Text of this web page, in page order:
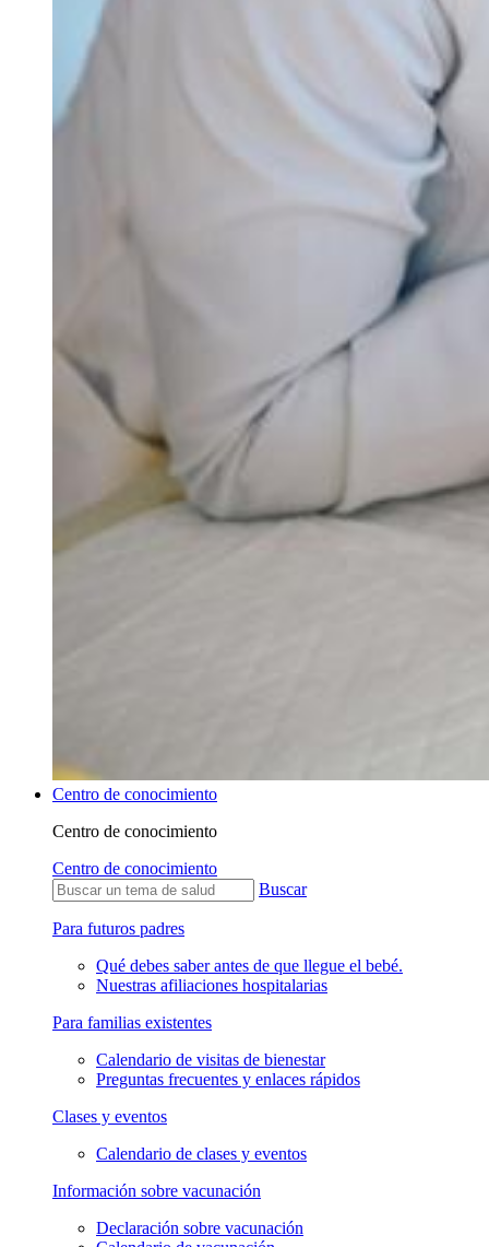
Centro de conocimiento
Centro de conocimiento
Centro de conocimiento
Buscar
Para futuros padres
Qué debes saber antes de que llegue el bebé.
Nuestras afiliaciones hospitalarias
Para familias existentes
Calendario de visitas de bienestar
Preguntas frecuentes y enlaces rápidos
Clases y eventos
Calendario de clases y eventos
Información sobre vacunación
Declaración sobre vacunación